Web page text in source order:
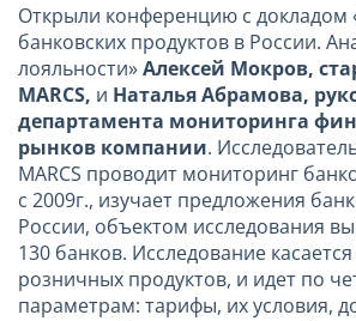
Открыли конференцию с докладом
банковских продуктов в России.
лояльности»Алексей Мокров,
MARCS, и Наталья Абрамова,
департамента мониторинга
рынков компании.
MARCS проводит мониторинг
с 2009г., изучает предложения
России, объектом исследования
130 банков. Исследование
розничных продуктов, и идет по
параметрам: тарифы, их условия,